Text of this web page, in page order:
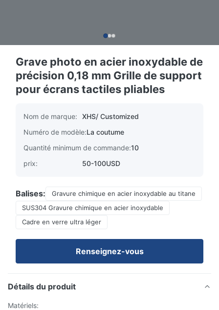
Grave photo en acier inoxydable de
précision 0,18 mm Grille de support
pour écrans tactiles pliables
Nom de marque:
XHS/ Customized
Numéro de modèle:La coutume
Quantité minimum de commande:10
prix:
50-100USD
Balises:
Gravure chimique en acier inoxydable au titane
SUS304 Gravure chimique en acier inoxydable
Cadre en verre ultra léger
Renseignez-vous
Détails du produit
Matériels: